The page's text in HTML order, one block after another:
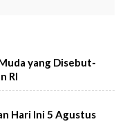
yang Disebut-
RI
Hari Ini 5 Agustus